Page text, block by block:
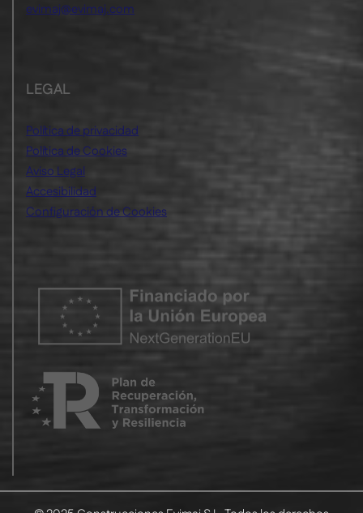
evimaj@evimaj.com
LEGAL
Política de privacidad
Política de Cookies
Aviso Legal
Accesibilidad
Configuración de Cookies